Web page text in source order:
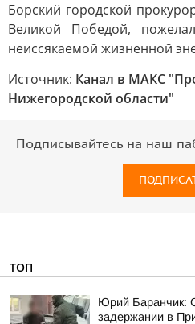
Борский городской
Великой Победой,
неиссякаемой жизненной
Источник: Канал в МАКС
Нижегородской области"
Подписывайтесь на наш
ТОП
Юрий Баранчик:
задержании в